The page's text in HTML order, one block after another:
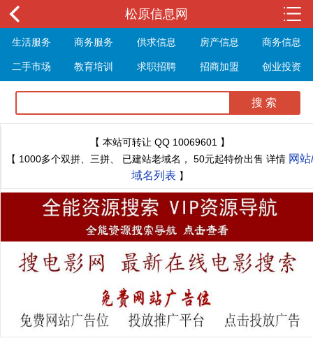
松原信息网
生活服务 商务服务 供求信息 房产信息 商务信息
二手市场 教育培训 求职招聘 招商加盟 创业投资
展会信息 旅游信息 休闲娱乐 体育健身 最新资讯
最新推文
【 本站可转让 QQ 10069601 】
【 1000多个双拼、三拼、 已建站老域名， 50元起特价出售 详情 网站/
域名列表 】